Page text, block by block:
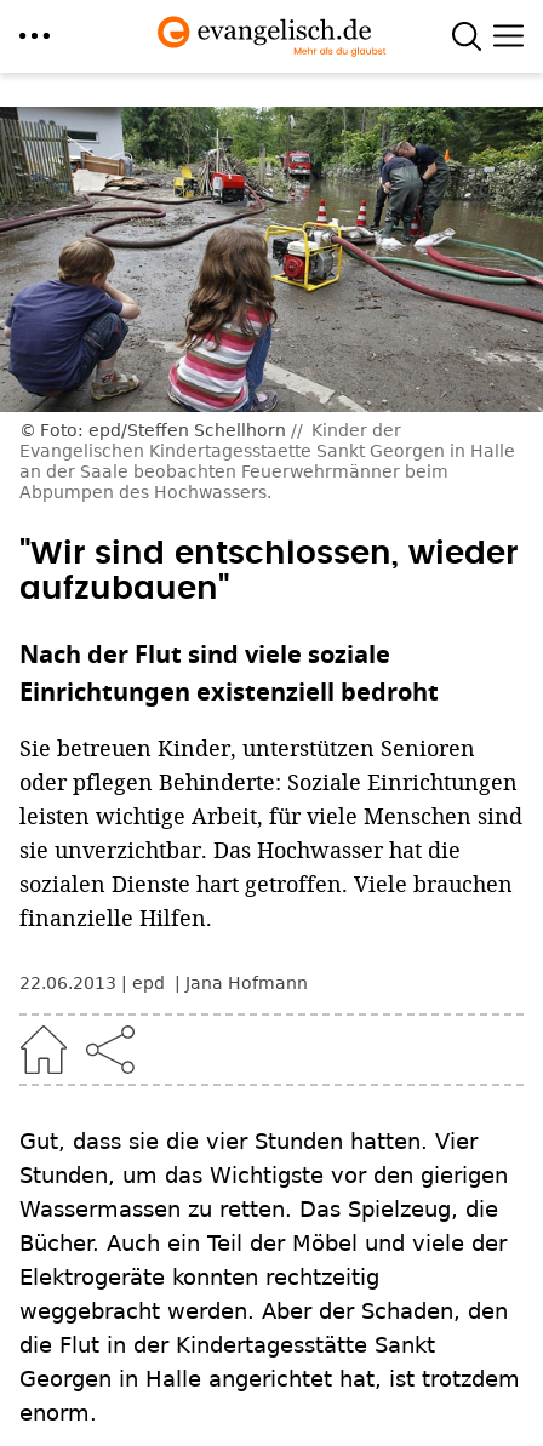
zum
Inhalt
Foto: epd/Steffen Schellhorn
Kinder der
Evangelischen Kindertagesstaette Sankt Georgen in Halle
an der Saale beobachten Feuerwehrmänner beim
Abpumpen des Hochwassers.
"Wir sind entschlossen, wieder
aufzubauen"
Nach der Flut sind viele soziale
Einrichtungen existenziell bedroht
Sie betreuen Kinder, unterstützen Senioren
oder pflegen Behinderte: Soziale Einrichtungen
leisten wichtige Arbeit, für viele Menschen sind
sie unverzichtbar. Das Hochwasser hat die
sozialen Dienste hart getroffen. Viele brauchen
finanzielle Hilfen.
22.06.2013 epd Jana Hofmann
Gut, dass sie die vier Stunden hatten. Vier
Stunden, um das Wichtigste vor den gierigen
Wassermassen zu retten. Das Spielzeug, die
Bücher. Auch ein Teil der Möbel und viele der
Elektrogeräte konnten rechtzeitig
weggebracht werden. Aber der Schaden, den
die Flut in der Kindertagesstätte Sankt
Georgen in Halle angerichtet hat, ist trotzdem
enorm.